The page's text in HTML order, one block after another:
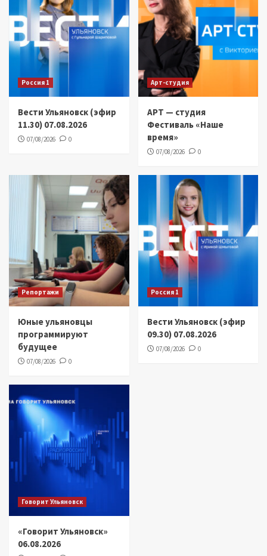
Россия 1
Вести Ульяновск (эфир
11.30) 07.08.2026
07/08/2026 0
Арт-студия
АРТ — студия
Фестиваль «Наше
время»
07/08/2026 0
Репортажи
Юные ульяновцы
программируют
будущее
07/08/2026 0
Россия 1
Вести Ульяновск (эфир
09.30) 07.08.2026
07/08/2026 0
Говорит Ульяновск
«Говорит Ульяновск»
06.08.2026